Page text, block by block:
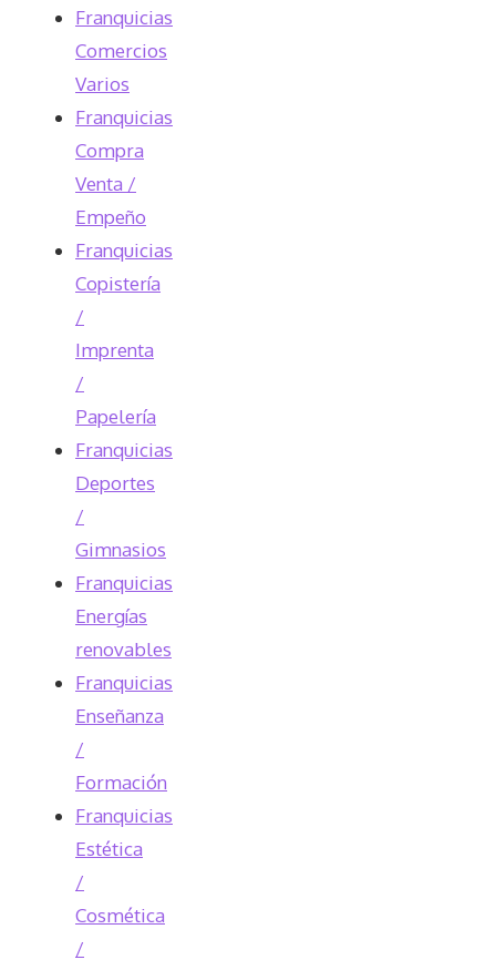
Franquicias
Comercios
Varios
Franquicias
Compra
Venta /
Empeño
Franquicias
Copistería
/
Imprenta
/
Papelería
Franquicias
Deportes
/
Gimnasios
Franquicias
Energías
renovables
Franquicias
Enseñanza
/
Formación
Franquicias
Estética
/
Cosmética
/